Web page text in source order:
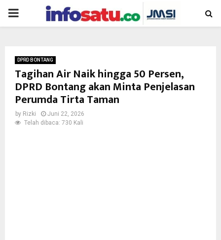
PRIMARY
DPRD BONTANG
Tagihan Air Naik hingga 50 Persen,
DPRD Bontang akan Minta Penjelasan
Perumda Tirta Taman
by Rizki
Juni 22, 2026
Telah dibaca: 730 Kali